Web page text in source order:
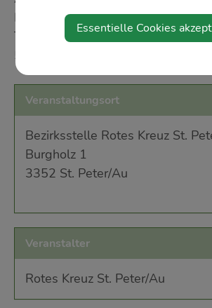
Kreuz-Bezirksstelle St. Peter/Au.
Team Österreich Tafel erhalten
51 840.
Veranstaltungsort
Bezirksstelle Rotes Kreuz St.
Burgholz 1
3352 St. Peter/Au
Veranstalter
Rotes Kreuz St. Peter/Au
Essentielle Cookies